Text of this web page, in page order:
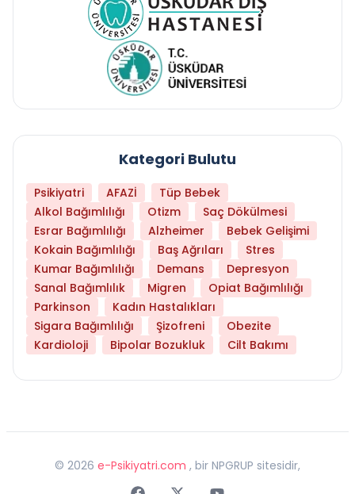
Kategori Bulutu
Psikiyatri AFAZİ
Tüp Bebek
Alkol Bağımlılığı
Otizm
Saç Dökülmesi
Esrar Bağımlılığı
Alzheimer
Bebek Gelişimi
Kokain Bağımlılığı
Baş Ağrıları
Stres
Kumar Bağımlılığı
Demans
Depresyon
Sanal Bağımlılık
Migren
Opiat Bağımlılığı
Parkinson
Kadın Hastalıkları
Sigara Bağımlılığı
Şizofreni
Obezite
Kardioloji
Bipolar Bozukluk Cilt Bakımı
© 2026 e-Psikiyatri.com , bir NPGRUP sitesidir,